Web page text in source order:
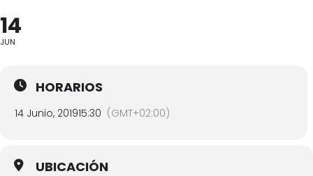
14
JUN
HORARIOS
14 Junio, 201915:30 (GMT+02:00)
UBICACIÓN